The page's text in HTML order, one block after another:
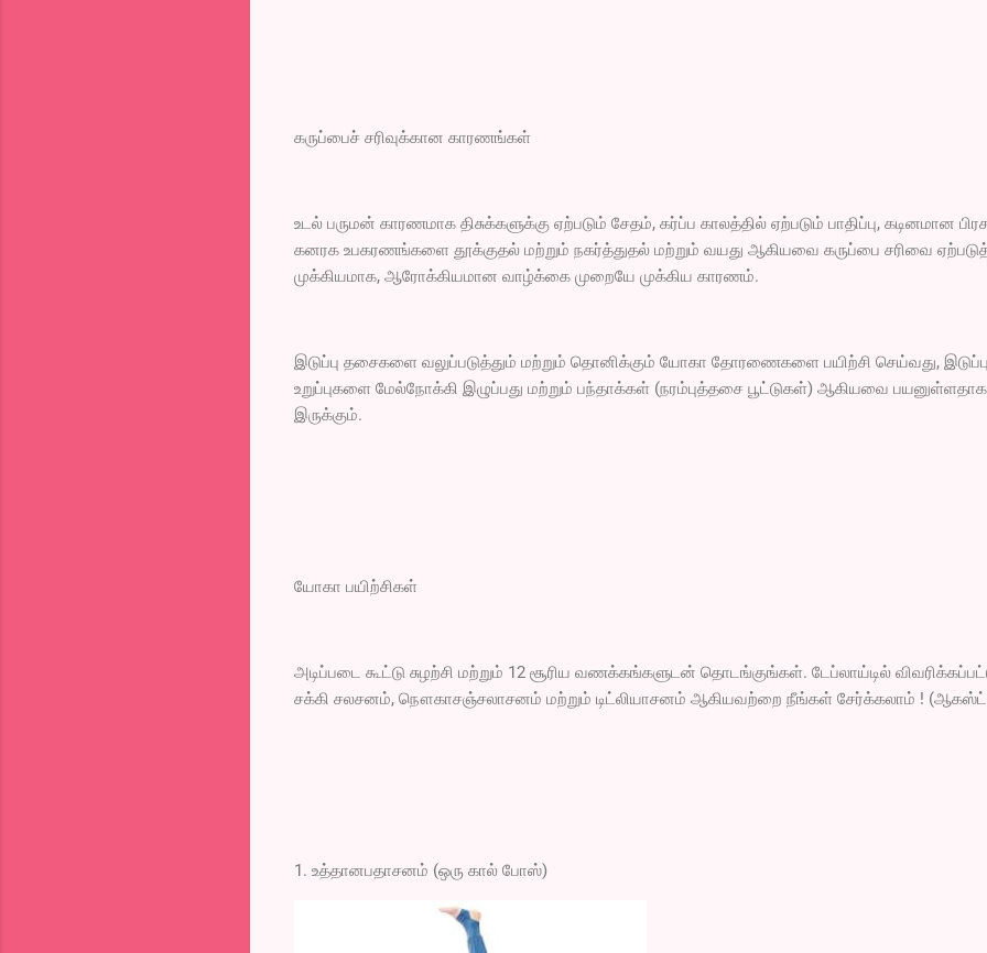
கருப்பைச் சரிவுக்கான காரணங்கள்
உடல் பருமன் காரணமாக திசுக்களுக்கு ஏற்படும் சேதம், கர்ப்ப காலத்தில் ஏற்படும் பாதிப்பு, கடினமான
கனரக உபகரணங்களை தூக்குதல் மற்றும் நகர்த்துதல் மற்றும் வயது ஆகியவை கருப்பை சரிவை
முக்கியமாக, ஆரோக்கியமான வாழ்க்கை முறையே முக்கிய காரணம்.
இடுப்பு தசைகளை வலுப்படுத்தும் மற்றும் தொனிக்கும் யோகா தோரணைகளை பயிற்சி செய்வது, இடுப்பு
உறுப்புகளை மேல்நோக்கி இழுப்பது மற்றும் பந்தாக்கள் (நரம்புத்தசை பூட்டுகள்) ஆகியவை பயனுள்ளதாக
இருக்கும்.
யோகா பயிற்சிகள்
அடிப்படை கூட்டு சுழற்சி மற்றும் 12 சூரிய வணக்கங்களுடன் தொடங்குங்கள். டேப்லாய்டில்
சக்கி சலசனம், நௌகாசஞ்சலாசனம் மற்றும் டிட்லியாசனம் ஆகியவற்றை நீங்கள் சேர்க்கலாம் ! (ஆகஸ்ட்
1. உத்தானபதாசனம் (ஒரு கால் போஸ்)